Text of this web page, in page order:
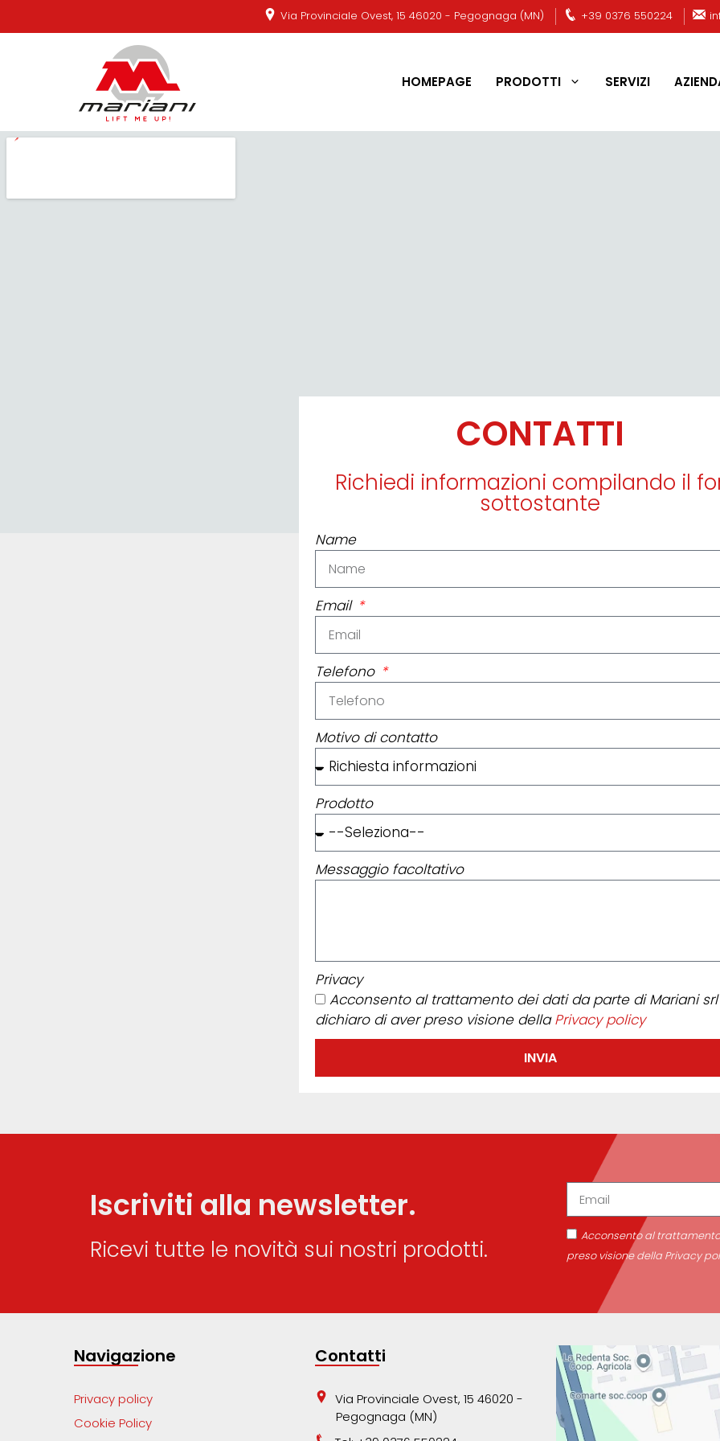
Via Provinciale Ovest, 15 46020 - Pegognaga (MN) +39 0376 550224
HOMEPAGE PRODOTTI SERVIZI
CONTATTI
Richiedi informazioni compilando il
sottostante
Name
Email
Telefono
Motivo di contatto
Prodotto
Messaggio facoltativo
Privacy
Acconsento al trattamento dei dati da parte di Mariani
dichiaro di aver preso visione dellaPrivacy policy
INVIA
Iscriviti alla newsletter.
Ricevi tutte le novità sui nostri prodotti.
Acconsento al
preso visione della Privacy
Navigazione
Privacy policy
Cookie Policy
Contatti
Via Provinciale Ovest, 15 46020 -
Pegognaga (MN)